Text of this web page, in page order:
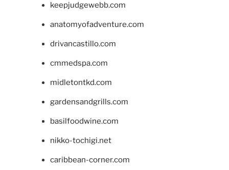
keepjudgewebb.com
anatomyofadventure.com
drivancastillo.com
cmmedspa.com
midletontkd.com
gardensandgrills.com
basilfoodwine.com
nikko-tochigi.net
caribbean-corner.com